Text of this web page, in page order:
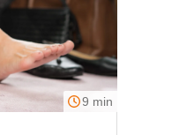
9 min